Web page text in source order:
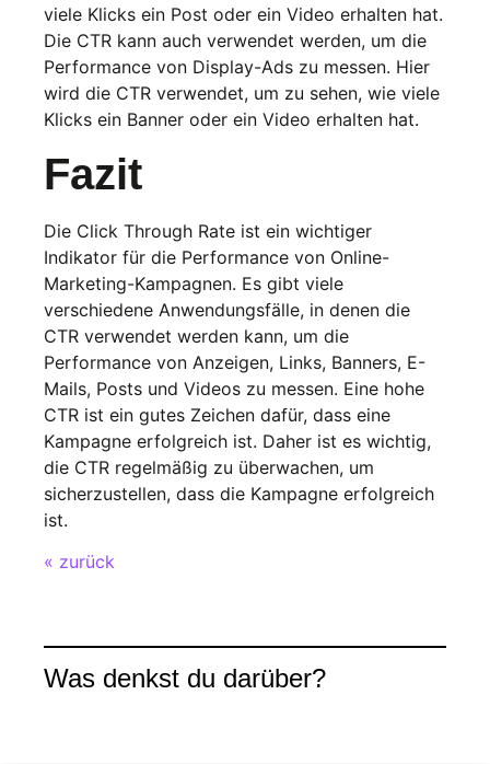
viele Klicks ein Post oder ein Video erhalten hat.
Die CTR kann auch verwendet werden, um die
Performance von Display-Ads zu messen. Hier
wird die CTR verwendet, um zu sehen, wie viele
Klicks ein Banner oder ein Video erhalten hat.
Fazit
Die Click Through Rate ist ein wichtiger
Indikator für die Performance von Online-
Marketing-Kampagnen. Es gibt viele
verschiedene Anwendungsfälle, in denen die
CTR verwendet werden kann, um die
Performance von Anzeigen, Links, Banners, E-
Mails, Posts und Videos zu messen. Eine hohe
CTR ist ein gutes Zeichen dafür, dass eine
Kampagne erfolgreich ist. Daher ist es wichtig,
die CTR regelmäßig zu überwachen, um
sicherzustellen, dass die Kampagne erfolgreich
ist.
« zurück
Was denkst du darüber?